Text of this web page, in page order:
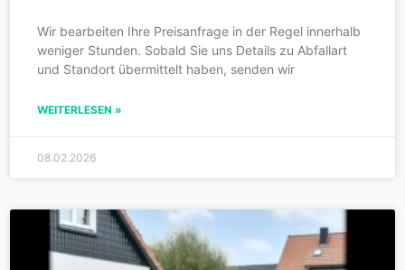
Wir bearbeiten Ihre Preisanfrage in der Regel innerhalb
weniger Stunden. Sobald Sie uns Details zu Abfallart
und Standort übermittelt haben, senden wir
WEITERLESEN »
08.02.2026